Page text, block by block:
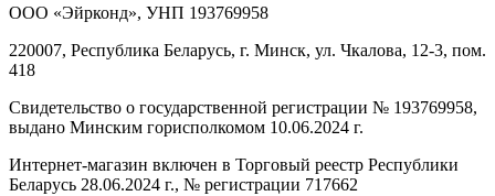
ООО «Эйрконд», УНП 193769958
220007, Республика Беларусь, г. Минск, ул. Чкалова, 12-3, пом.
418
Cвидетельство о государственной регистрации № 193769958,
выдано Минским горисполкомом 10.06.2024 г.
Интернет-магазин включен в Торговый реестр Республики
Беларусь 28.06.2024 г., № регистрации 717662